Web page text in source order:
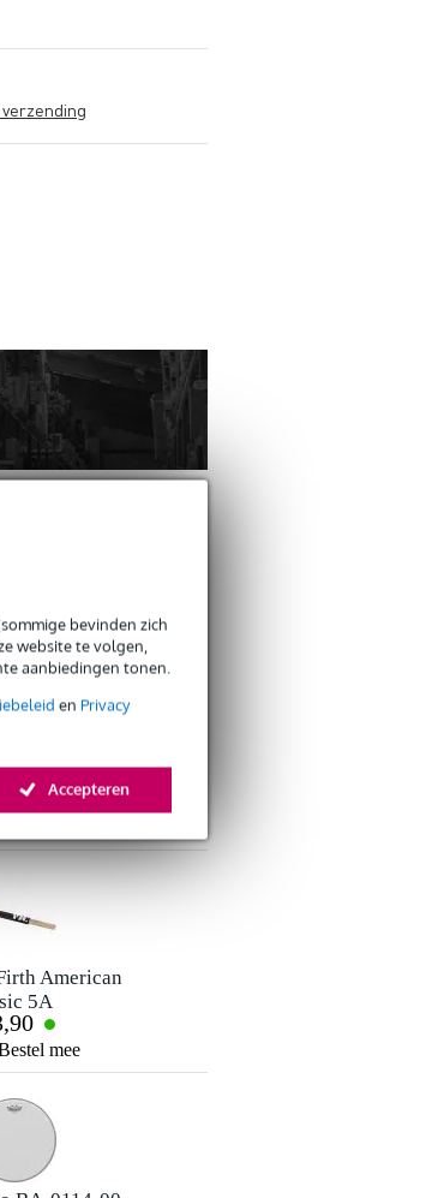
bevinden zich
website te volgen,
aanbiedingen tonen.
en Privacy
Accepteren
zelf een review
KOCHTEN OOK
American
5A
met houten
mee